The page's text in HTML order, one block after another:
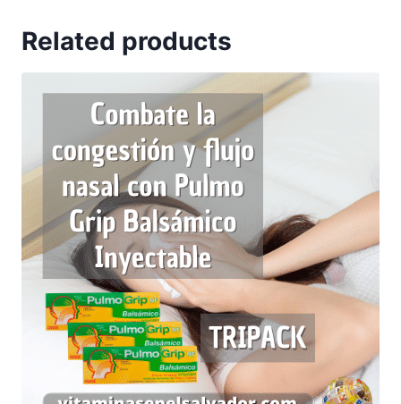
Related products